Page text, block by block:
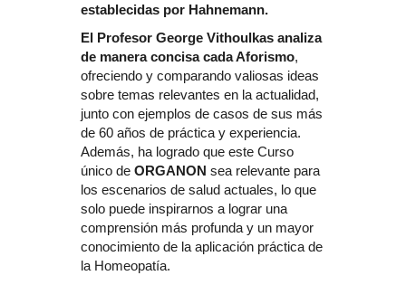
establecidas por Hahnemann.
El Profesor George Vithoulkas analiza
de manera concisa cada Aforismo,
ofreciendo y comparando valiosas ideas
sobre temas relevantes en la actualidad,
junto con ejemplos de casos de sus más
de 60 años de práctica y experiencia.
Además, ha logrado que este Curso
único de ORGANON sea relevante para
los escenarios de salud actuales, lo que
solo puede inspirarnos a lograr una
comprensión más profunda y un mayor
conocimiento de la aplicación práctica de
la Homeopatía.